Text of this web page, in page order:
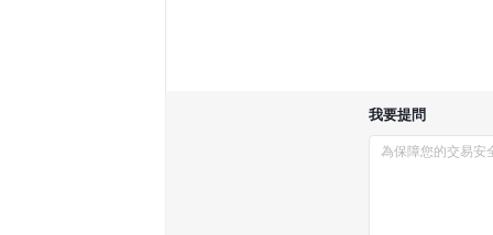
我要提問